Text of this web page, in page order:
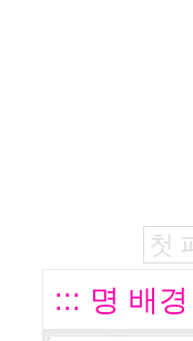
첫
::: 명 배